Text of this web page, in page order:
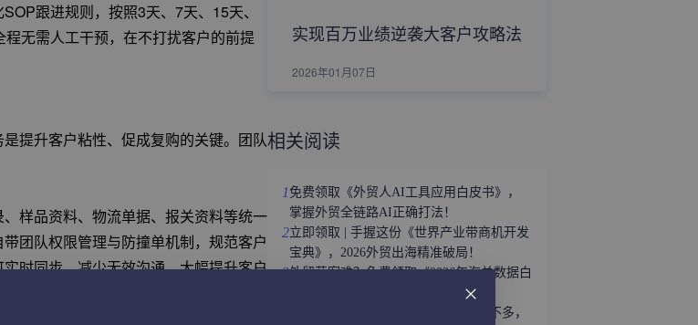
跟进规则，按照3天、7天、15天、
无需人工干预，在不打扰客户的前提
提升客户粘性、促成复购的关键。团队
样品资料、物流单据、报关资料等统一
团队权限管理与防撞单机制，规范客户
时同步，减少无效沟通，大幅提升客户
实现百万业绩逆袭大客户攻略法
2026年01月07日
相关阅读
1 免费领取《外贸人AI工具应用白皮书》，
掌握外贸全链路AI正确打法！
2立即领取 | 手握这份《世界产业带商机开发
宝典》，2026外贸出海精准破局！
3外贸获客难？免费领取《2026年海关数据白
皮书》，帮你轻松打破信息差！
趁着用YouTube开发外贸客户的人还不多，